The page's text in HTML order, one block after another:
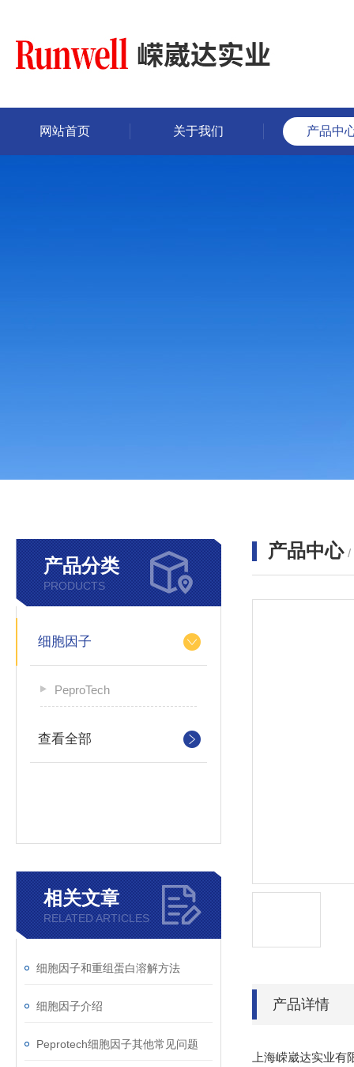
网站首页 关于我们 产品中
产品分类
PRODUCTS
细胞因子
PeproTech
查看全部
相关文章
RELATED ARTICLES
细胞因子和重组蛋白溶解方法
细胞因子介绍
Peprotech细胞因子其他常见问题
产品中心 /
产品详情
上海嵘崴达实业